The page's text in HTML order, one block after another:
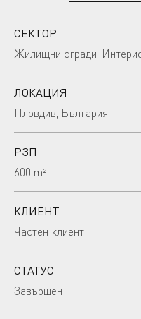
СЕКТОР
Жилищни сгради,
ЛОКАЦИЯ
Пловдив, България
РЗП
600 m²
КЛИЕНТ
Частен клиент
СТАТУС
Завършен